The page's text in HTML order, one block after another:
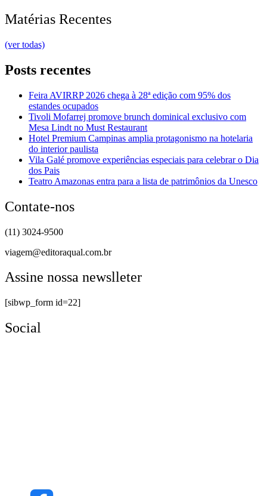
Matérias Recentes
(ver todas)
Posts recentes
Feira AVIRRP 2026 chega à 28ª edição com 95% dos
estandes ocupados
Tivoli Mofarrej promove brunch dominical exclusivo com
Mesa Lindt no Must Restaurant
Hotel Premium Campinas amplia protagonismo na hotelaria
do interior paulista
Vila Galé promove experiências especiais para celebrar o Dia
dos Pais
Teatro Amazonas entra para a lista de patrimônios da Unesco
Contate-nos
(11) 3024-9500
viagem@editoraqual.com.br
Assine nossa newslleter
[sibwp_form id=22]
Social